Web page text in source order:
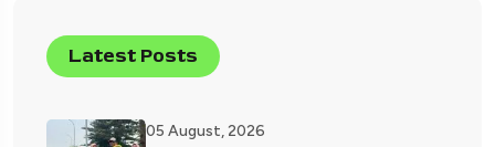
Latest Posts
05 August, 2026